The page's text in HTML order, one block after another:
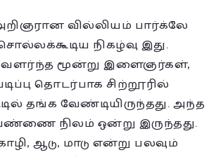
அறிஞரான வில்லியம் பார்க்லே
சொல்லக்கூடிய நிகழ்வு இது.
வளர்ந்த மூன்று இளைஞர்கள்,
தொடர்பாக சிற்றூரில்
தங்க வேண்டியிருந்தது. அந்த
நிலம் ஒன்று இருந்தது.
ஆடு, மாடு என்று பலவும்